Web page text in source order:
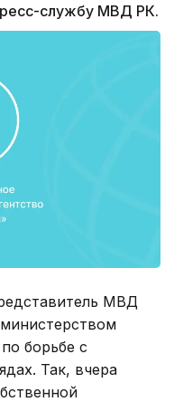
службу МВД РК.
МВД
борьбе с
Так, вчера